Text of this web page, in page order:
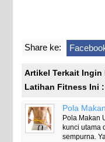
Share ke:
Artikel Terkait
Latihan Fitness Ini :
Pola
Pola Makan
kunci utama
sempurna.